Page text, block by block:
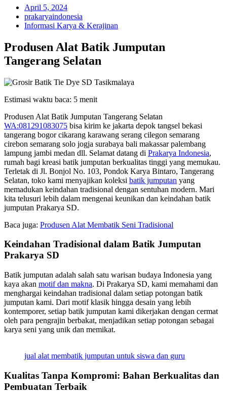
April 5, 2024
prakaryaindonesia
Informasi Karya & Kerajinan
Produsen Alat Batik Jumputan
Tangerang Selatan
Estimasi waktu baca: 5 menit
Produsen Alat Batik Jumputan Tangerang Selatan
WA:081291083075 bisa kirim ke jakarta depok tangsel bekasi
tangerang bogor cikarang karawang serang cilegon semarang
cirebon semarang solo jogja surabaya bali makassar palembang
lampung jambi medan dll. Selamat datang di Prakarya Indonesia,
rumah bagi kreasi batik jumputan berkualitas tinggi yang memukau.
Terletak di Jl. Bonjol No. 103, Pondok Karya Bintaro, Tangerang
Selatan, toko kami menyajikan koleksi batik jumputan yang
memadukan keindahan tradisional dengan sentuhan modern. Mari
kita telusuri lebih dalam mengenai keunikan dan keindahan batik
jumputan Prakarya SD.
Baca juga: Produsen Alat Membatik Seni Tradisional
Keindahan Tradisional dalam Batik Jumputan
Prakarya SD
Batik jumputan adalah salah satu warisan budaya Indonesia yang
kaya akan motif dan makna. Di Prakarya SD, kami memahami dan
menghargai keindahan tradisional dalam setiap potongan batik
jumputan kami. Dari motif klasik hingga desain yang lebih
kontemporer, setiap batik jumputan kami dikerjakan dengan cermat
oleh para pengrajin berbakat, menjadikan setiap potongan sebagai
karya seni yang unik dan memikat.
jual alat membatik jumputan untuk siswa dan guru
Kualitas Tanpa Kompromi: Bahan Berkualitas dan
Pembuatan Terbaik